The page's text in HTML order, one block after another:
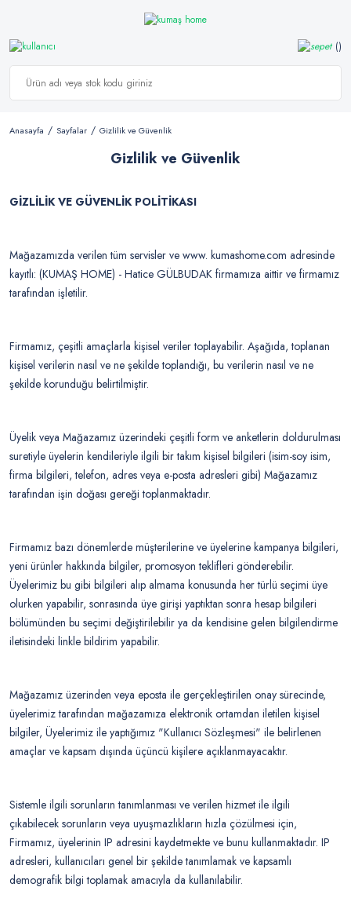
Anasayfa Sayfalar Gizlilik ve Güvenlik
Gizlilik ve Güvenlik
GİZLİLİK VE GÜVENLİK POLİTİKASI
Mağazamızda verilen tüm servisler ve www. kumashome.com adresinde
kayıtlı: (KUMAŞ HOME) - Hatice GÜLBUDAK firmamıza aittir ve firmamız
tarafından işletilir.
Firmamız, çeşitli amaçlarla kişisel veriler toplayabilir. Aşağıda, toplanan
kişisel verilerin nasıl ve ne şekilde toplandığı, bu verilerin nasıl ve ne
şekilde korunduğu belirtilmiştir.
Üyelik veya Mağazamız üzerindeki çeşitli form ve anketlerin doldurulması
suretiyle üyelerin kendileriyle ilgili bir takım kişisel bilgileri (isim-soy isim,
firma bilgileri, telefon, adres veya e-posta adresleri gibi) Mağazamız
tarafından işin doğası gereği toplanmaktadır.
Firmamız bazı dönemlerde müşterilerine ve üyelerine kampanya bilgileri,
yeni ürünler hakkında bilgiler, promosyon teklifleri gönderebilir.
Üyelerimiz bu gibi bilgileri alıp almama konusunda her türlü seçimi üye
olurken yapabilir, sonrasında üye girişi yaptıktan sonra hesap bilgileri
bölümünden bu seçimi değiştirilebilir ya da kendisine gelen bilgilendirme
iletisindeki linkle bildirim yapabilir.
Mağazamız üzerinden veya eposta ile gerçekleştirilen onay sürecinde,
üyelerimiz tarafından mağazamıza elektronik ortamdan iletilen kişisel
bilgiler, Üyelerimiz ile yaptığımız "Kullanıcı Sözleşmesi" ile belirlenen
amaçlar ve kapsam dışında üçüncü kişilere açıklanmayacaktır.
Sistemle ilgili sorunların tanımlanması ve verilen hizmet ile ilgili
çıkabilecek sorunların veya uyuşmazlıkların hızla çözülmesi için,
Firmamız, üyelerinin IP adresini kaydetmekte ve bunu kullanmaktadır. IP
adresleri, kullanıcıları genel bir şekilde tanımlamak ve kapsamlı
demografik bilgi toplamak amacıyla da kullanılabilir.